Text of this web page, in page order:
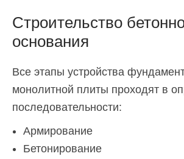
Строительство
основания
Все этапы устройства
монолитной плиты проходят в
последовательности:
Армирование
Бетонирование